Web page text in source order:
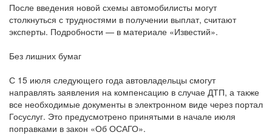
После введения новой схемы автомобилисты могут
столкнуться с трудностями в получении выплат, считают
эксперты. Подробности — в материале «Известий».
Без лишних бумаг
С 15 июля следующего года автовладельцы смогут
направлять заявления на компенсацию в случае ДТП, а также
все необходимые документы в электронном виде через портал
Госуслуг. Это предусмотрено принятыми в начале июля
поправками в закон «Об ОСАГО».